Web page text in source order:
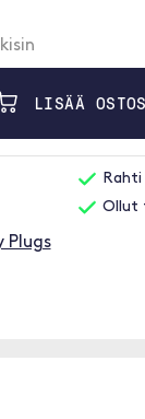
LISÄÄ
Rahti
Ollut